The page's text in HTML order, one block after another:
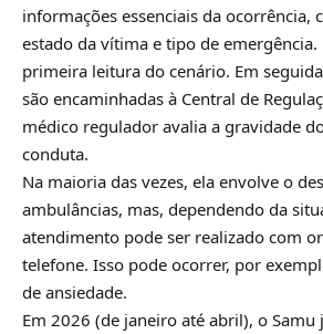
informações essenciais da ocorrência,
estado da vítima e tipo de emergência.
primeira leitura do cenário. Em
são encaminhadas à Central de
médico regulador avalia a gravidade
conduta.
Na maioria das vezes, ela envolve o
ambulâncias, mas, dependendo da
atendimento pode ser realizado com
telefone. Isso pode ocorrer, por
de ansiedade.
Em 2026 (de janeiro até abril), o Samu